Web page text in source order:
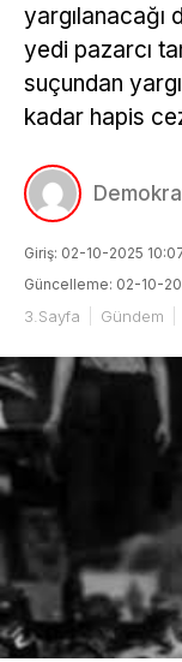
yargılanacağı
yedi pazarcı
suçundan
kadar hapis
Giriş: 02-10-2025
Güncelleme: 02-10-
3.Sayfa Gündem